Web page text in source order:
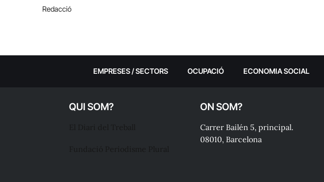
Redacció
EMPRESES / SECTORS OCUPACIÓ ECONOMIA SOCIAL
QUI SOM? ON SOM?
Carrer Bailén 5, principal.
08010, Barcelona